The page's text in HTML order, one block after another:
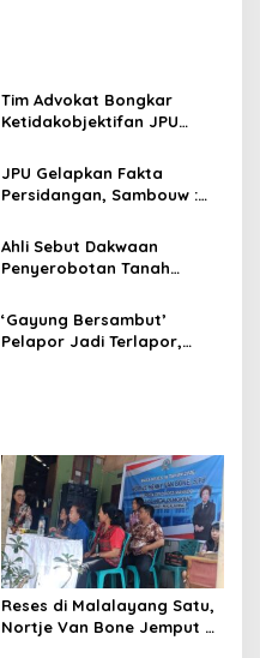
Tim Advokat Bongkar
Ketidakobjektifan JPU
327/Pid.B/2025/PN Mnd
JPU Gelapkan Fakta
Persidangan, Sambouw :
Jamwas dan Laporkan
Secara Pidana
Ahli Sebut Dakwaan
Penyerobotan Tanah
ke Ranah Pidana
‘Gayung Bersambut’
Pelapor Jadi Terlapor,
Reses di Malalayang Satu,
Nortje Van Bone Jemput